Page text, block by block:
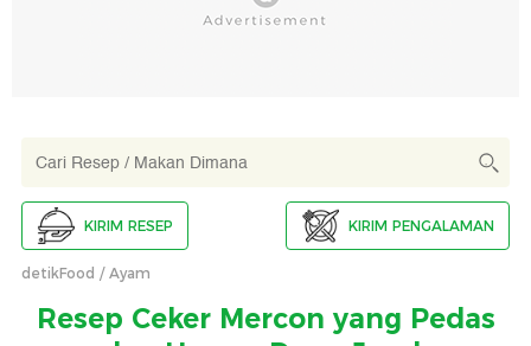
KIRIM RESEP KIRIM PENGALAMAN
detikFood Ayam
Resep Ceker Mercon yang Pedas